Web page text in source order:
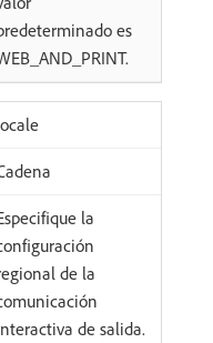
es
la
de la
de salida.